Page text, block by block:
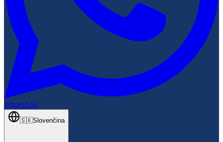
WhatsApp
🇸🇰Slovenčina